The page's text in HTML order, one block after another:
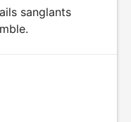
sanglants